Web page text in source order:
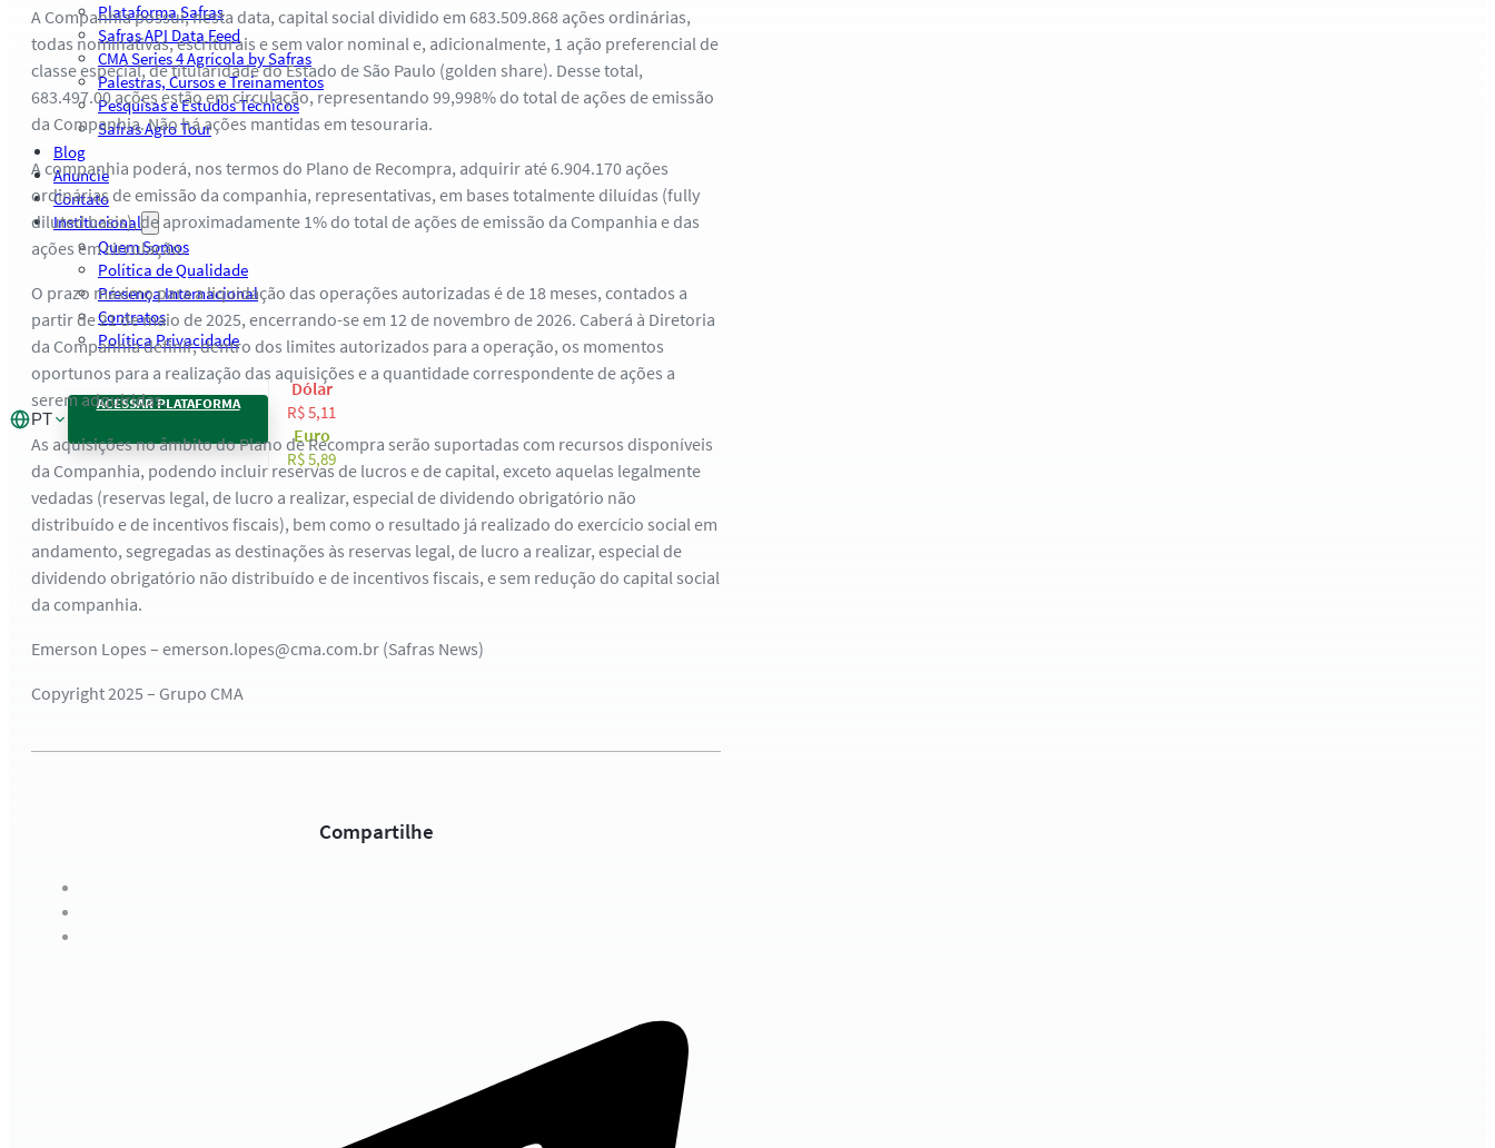
Plataforma Safras
Safras API Data Feed
CMA Series 4 Agrícola by Safras
Palestras, Cursos e Treinamentos
Pesquisas e Estudos Técnicos
Safras Agro Tour
Blog
Anuncie
Contato
Institucional
Quem Somos
Política de Qualidade
Presença Internacional
Contratos
Política Privacidade
PT
ACESSAR PLATAFORMA
Dólar
R$ 5,11
Euro
R$ 5,89
A Companhia possui, nesta data, capital social dividido em 683.509.868 ações ordinárias,
todas nominativas, escriturais e sem valor nominal e, adicionalmente, 1 ação preferencial de
classe especial, de titularidade do Estado de São Paulo (golden share). Desse total,
683.497.00 ações estão em circulação, representando 99,998% do total de ações de emissão
da Companhia. Não há ações mantidas em tesouraria.
A companhia poderá, nos termos do Plano de Recompra, adquirir até 6.904.170 ações
ordinárias de emissão da companhia, representativas, em bases totalmente diluídas (fully
diluted basis), de aproximadamente 1% do total de ações de emissão da Companhia e das
ações em circulação.
O prazo máximo para a liquidação das operações autorizadas é de 18 meses, contados a
partir de 21 de maio de 2025, encerrando-se em 12 de novembro de 2026. Caberá à Diretoria
da Companhia definir, dentro dos limites autorizados para a operação, os momentos
oportunos para a realização das aquisições e a quantidade correspondente de ações a
serem adquiridas.
As aquisições no âmbito do Plano de Recompra serão suportadas com recursos disponíveis
da Companhia, podendo incluir reservas de lucros e de capital, exceto aquelas legalmente
vedadas (reservas legal, de lucro a realizar, especial de dividendo obrigatório não
distribuído e de incentivos fiscais), bem como o resultado já realizado do exercício social em
andamento, segregadas as destinações às reservas legal, de lucro a realizar, especial de
dividendo obrigatório não distribuído e de incentivos fiscais, e sem redução do capital social
da companhia.
Emerson Lopes – emerson.lopes@cma.com.br (Safras News)
Copyright 2025 – Grupo CMA
Compartilhe